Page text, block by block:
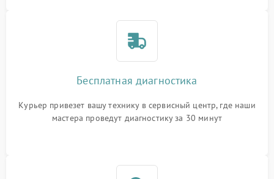
Бесплатная диагностика
Курьер привезет вашу технику в сервисный центр, где наши
мастера проведут диагностику за 30 минут